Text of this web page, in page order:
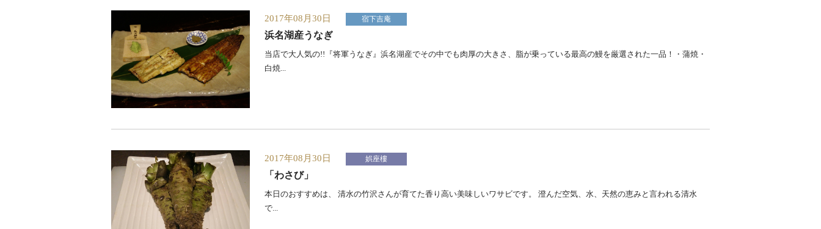
2017年08月30日 宿下吉庵
浜名湖産うなぎ
当店で大人気の!!『将軍うなぎ』浜名湖産でその中でも肉厚の大きさ、脂が乗っている最高の鰻を厳選された一品！・蒲焼・
白焼...
2017年08月30日 娯座樓
「わさび」
本日のおすすめは、 清水の竹沢さんが育てた香り高い美味しいワサビです。 澄んだ空気、水、天然の恵みと言われる清水
で...